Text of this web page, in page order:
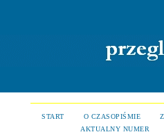
START O CZASOPIŚMIE
AKTUALNY NUMER